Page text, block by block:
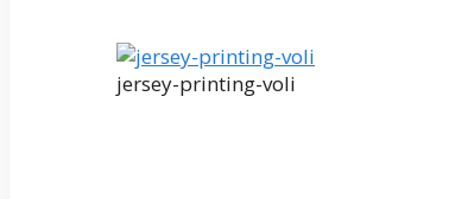
jersey-printing-voli